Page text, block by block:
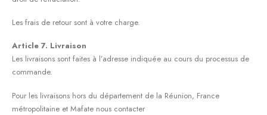
Les frais de retour sont à votre charge.
Article 7. Livraison
Les livraisons sont faites à l’adresse indiquée au cours du processus de
commande.
Pour les livraisons hors du département de la Réunion, France
métropolitaine et Mafate nous contacter